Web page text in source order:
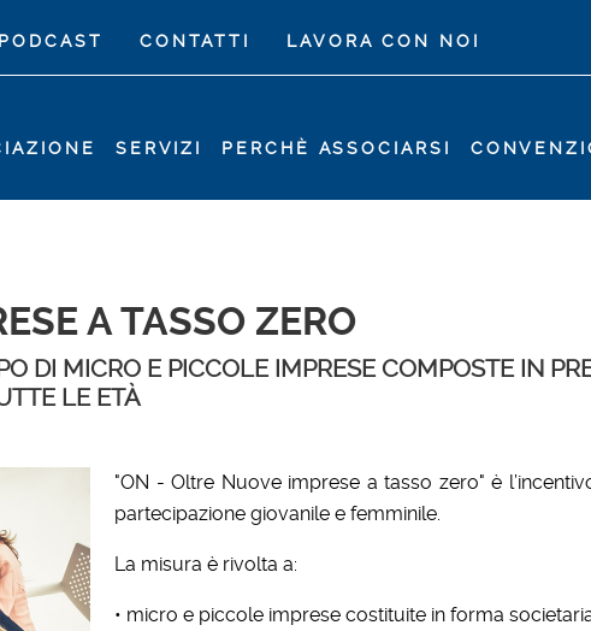
PODCAST CONTATTI LAVORA CON NOI
SERVIZI PERCHÈ ASSOCIARSI
A TASSO ZERO
DI MICRO E PICCOLE IMPRESE COMPOSTE IN
LE ETÀ
"ON - Oltre Nuove imprese a tasso zero" è
partecipazione giovanile e femminile.
La misura è rivolta a:
• micro e piccole imprese costituite in forma